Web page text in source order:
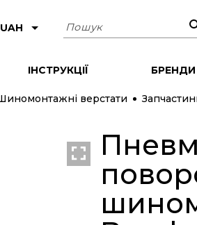
Пошук
ІНСТРУКЦІЇ БРЕНДИ
верстати